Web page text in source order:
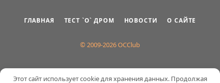
ГЛАВНАЯ ТЕСТ `О` ДРОМ НОВОСТИ О САЙТЕ
© 2009-2026 OCClub
Этот сайт использует cookie для хранения данных. Продолжая